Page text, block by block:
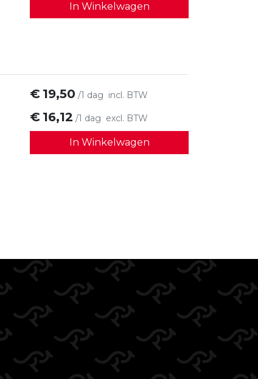
In Winkelwagen
€ 19,50 /1 dag incl. BTW
€ 16,12 /1 dag excl. BTW
In Winkelwagen